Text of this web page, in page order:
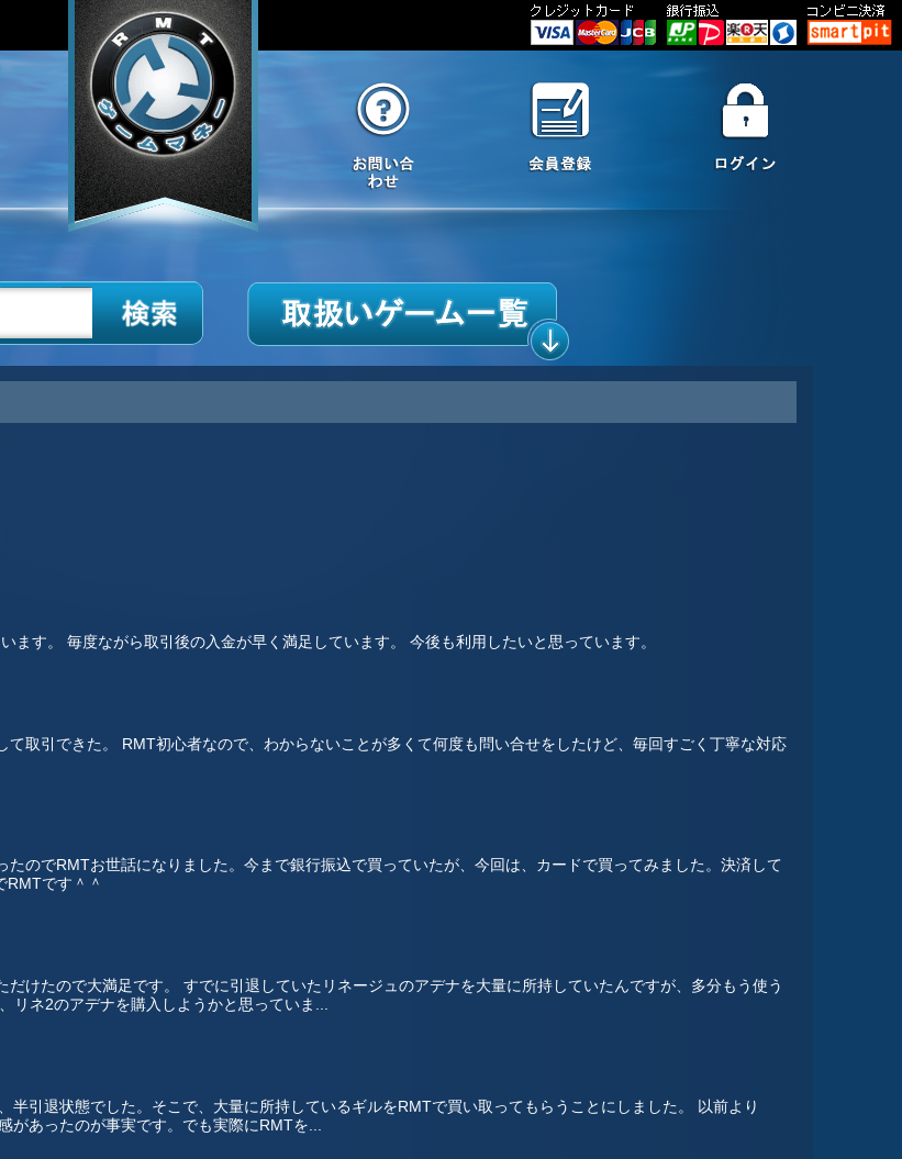
す。 毎度ながら取引後の入金が早く満足しています。 今後も利用したいと思っています。
取引できた。 RMT初心者なので、わからないことが多くて何度も問い合せをしたけど、毎回すごく丁寧な対応
のでRMTお世話になりました。今まで銀行振込で買っていたが、今回は、カードで買ってみました。決済して
です＾＾
けたので大満足です。 すでに引退していたリネージュのアデナを大量に所持していたんですが、多分もう使う
リネ2のアデナを購入しようかと思っていま...
引退状態でした。そこで、大量に所持しているギルをRMTで買い取ってもらうことにしました。 以前より
があったのが事実です。でも実際にRMTを...